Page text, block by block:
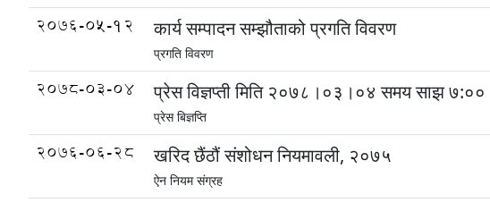
2076-05-12 कार्य सम्पादन सम्झौताको प्रगति विवरण
प्रगति विवरण
2078-03-04 प्रेस विज्ञप्ती मिति २०७८।०३।०४ समय साझ ७:००
प्रेस बिज्ञप्ति
2076-06-28 खरिद छैंठौं संशोधन नियमावली, २०७५
ऐन नियम संग्रह